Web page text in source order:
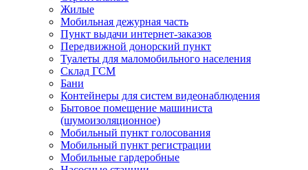
Жилые
Мобильная дежурная часть
Пункт выдачи интернет-заказов
Передвижной донорский пункт
Туалеты для маломобильного населения
Склад ГСМ
Бани
Контейнеры для систем видеонаблюдения
Бытовое помещение машиниста
(шумоизоляционное)
Мобильный пункт голосования
Мобильный пункт регистрации
Мобильные гардеробные